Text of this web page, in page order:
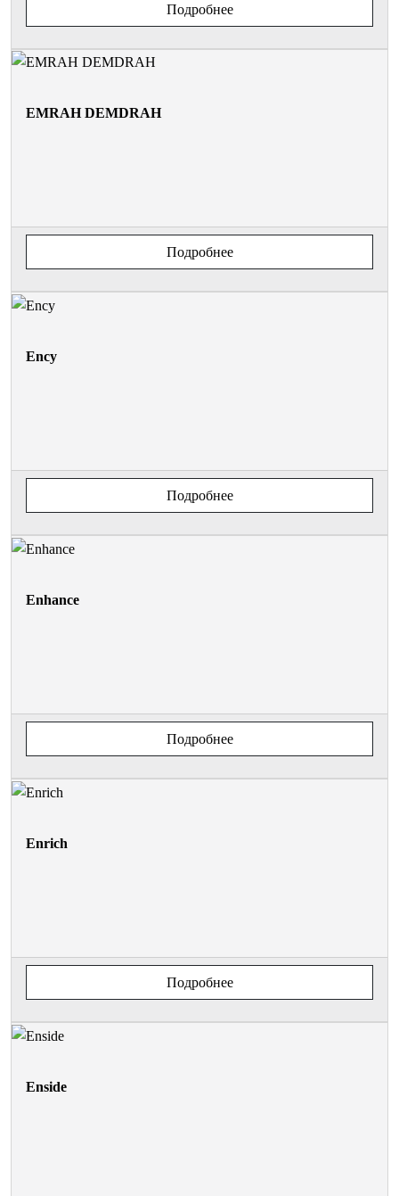
Подробнее
EMRAH DEMDRAH
Подробнее
Ency
Подробнее
Enhance
Подробнее
Enrich
Подробнее
Enside